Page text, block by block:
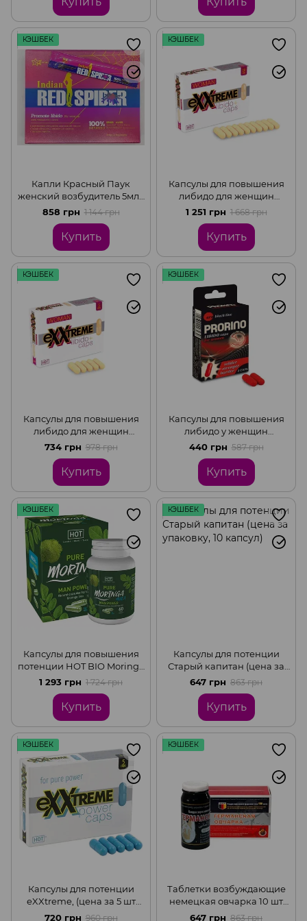
КЭШБЕК
Капли Красный Паук
женский возбудитель 5мл (
цена за упаковку, 12 штук)
858 грн 1 144 грн
Купить
КЭШБЕК
Капсулы для повышения
либидо для женщин
eXXtreme, (цена за 10
капсул в упаковке)
1 251 грн 1 668 грн
Купить
КЭШБЕК
Капсулы для повышения
либидо для женщин
eXXtreme, (цена за 5
капсул в упаковке)
734 грн 978 грн
Купить
КЭШБЕК
Капсулы для повышения
либидо у женщин
PRORINO Libido Caps, (
цена за упаковку , 2
капсулы)
440 грн 587 грн
Купить
КЭШБЕК
Капсулы для повышения
потенции HOT BIO Moringa
Man Caps (цена за
упаковку, 60 таблеток)
1 293 грн 1 724 грн
Купить
КЭШБЕК
Капсулы для потенции
Старый капитан (цена за
упаковку, 10 капсул)
647 грн 863 грн
Купить
КЭШБЕК
Капсулы для потенции
eXXtreme, (цена за 5 шт
капсул в упаковке)
720 грн 960 грн
КЭШБЕК
Таблетки возбуждающие
немецкая овчарка 10 шт
(цена за упаковку)
647 грн 863 грн